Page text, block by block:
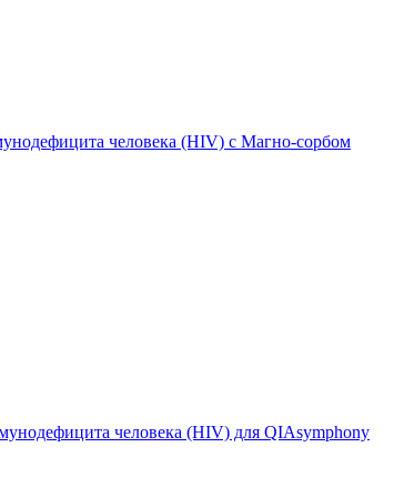
человека (HIV) с Магно-сорбом
человека (HIV) для QIAsymphony